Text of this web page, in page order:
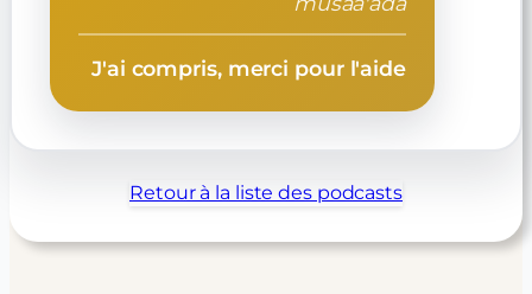
J'ai compris, merci pour l'aide
Retour à la liste des podcasts